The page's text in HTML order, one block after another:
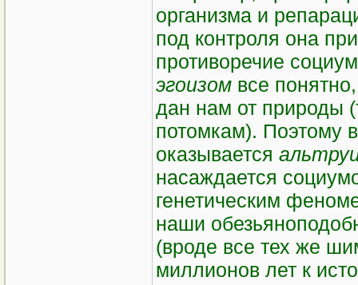
организма и
под контроля она
противоречие
эгоизом все
дан нам от природы
потомкам). Поэтому
оказывается
насаждается
генетическим
наши
(вроде все тех же
миллионов лет к